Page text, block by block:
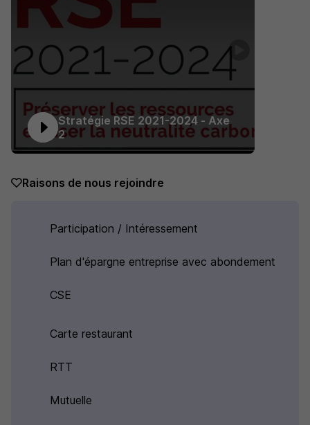
Stratégie RSE 2021-2024 - Axe
2
Raisons de nous rejoindre
Participation / Intéressement
Plan d'épargne entreprise avec abondement
CSE
Carte restaurant
RTT
Mutuelle